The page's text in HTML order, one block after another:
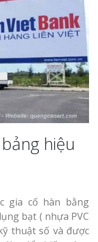
hiệu
gia cố hàn bằng
bạt ( nhựa PVC
thuật số và được